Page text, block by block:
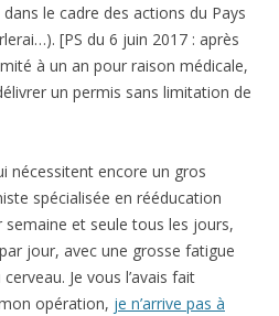
dans le cadre des actions du Pays
[PS du 6 juin 2017 : après
à un an pour raison médicale,
un permis sans limitation de
nécessitent encore un gros
spécialisée en rééducation
et seule tous les jours,
jour, avec une grosse fatigue
Je vous l’avais fait
opération, je n’arrive pas à